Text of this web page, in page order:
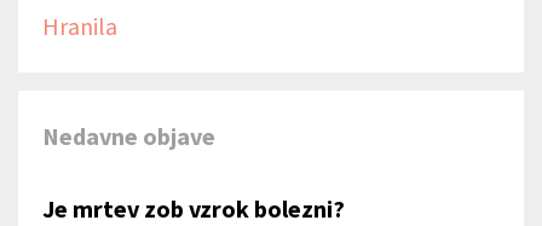
Hranila
Nedavne objave
Je mrtev zob vzrok bolezni?